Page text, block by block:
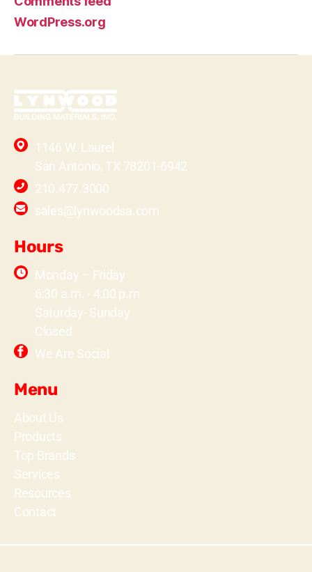
WordPress.org
1146 W. Laurel
San Antonio, TX 78201-6942
210.477.3000
sales@lynwoodsa.com
Hours
Monday – Friday
6:30 a.m. - 4:00 p.m
Saturday- Sunday
Closed
We Are Social
Menu
About Us
Products
Top Brands
Services
Resources
Contact